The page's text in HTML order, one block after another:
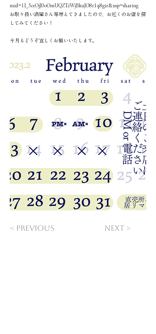
mid=1I_5ceOjJ0oOmUQZTzWjBkuJO8r1q8gir&usp=sharing
お取り扱い酒屋さん等増えてきましたので、お近くのお店を探
してみてください！
今月もどうぞ宜しくお願いいたします。
< Previous Next >